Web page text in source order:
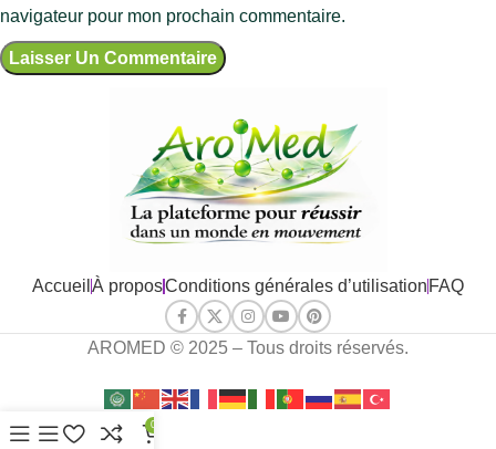
navigateur pour mon prochain commentaire.
Accueil À proposConditions générales d’utilisation FAQ
AROMED © 2025 – Tous droits réservés.
0